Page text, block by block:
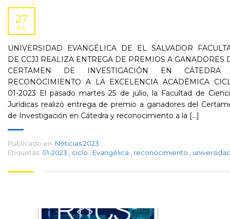
27
JUL
UNIVERSIDAD EVANGÉLICA DE EL SALVADOR
DE CCJJ REALIZA ENTREGA DE PREMIOS A GANADORES
CERTAMEN DE INVESTIGACIÓN EN CÁTEDRA
RECONOCIMIENTO A LA EXCELENCIA ACADÉMICA
01-2023 El pasado martes 25 de julio, la Facultad de
Jurídicas realizó entrega de premio a ganadores del
de Investigación en Cátedra y reconocimiento a la [...]
Publicado en: Noticias 2023
Etiquetas: 01-2023 ciclo Evangélica reconocimiento